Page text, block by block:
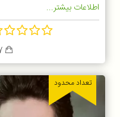
اطلاعات بیشتر...
تعداد محدود